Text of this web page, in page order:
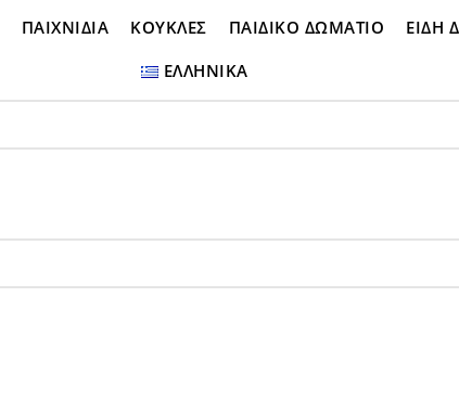
ΠΑΙΧΝΙΔΙΑ ΚΟΥΚΛΕΣ ΠΑΙΔΙΚΟ ΔΩΜΑΤΙΟ ΕΙΔΗ
ΕΛΛΗΝΙΚΆ